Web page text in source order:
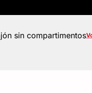
sin compartimentos